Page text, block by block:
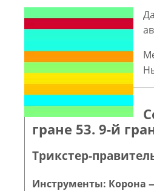
гране 53. 9-й
Трикстер-
Инструменты: Корона